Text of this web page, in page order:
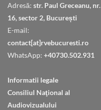
Adresă: str. Paul Greceanu, nr.
16, sector 2, București
E-mail:
contact[at]rvebucuresti.ro
WhatsApp: +40730.502.931
Informatii legale
Consiliul Naţional al
Audiovizualului